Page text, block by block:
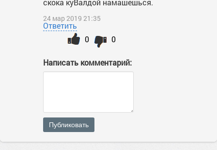
скока куВалдой намашешься.
24 мар 2019 21:35
Ответить
0
0
Написать комментарий:
Публиковать